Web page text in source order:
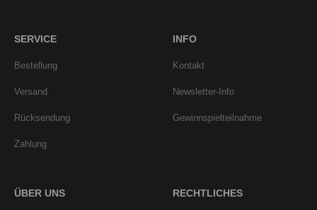
SERVICE
Bestellung
Versand
Rücksendung
Zahlung
INFO
Kontakt
Newsletter-Info
Gewinnspielteilnahme
ÜBER UNS RECHTLICHES